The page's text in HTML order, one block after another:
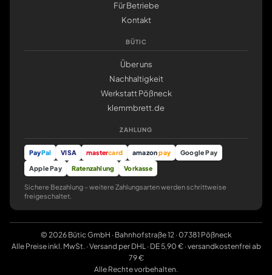
Für Betriebe
Kontakt
BÜTIC
Über uns
Nachhaltigkeit
Werkstatt Pößneck
klemmbrett.de
ZAHLUNG
PayPal VISA mastercard amazonpay
Google Pay
Apple Pay
Ratenzahlung Vorkasse
Sichere Bezahlung – weitere Zahlungsarten werden schrittweise
freigeschaltet.
© 2026 Bütic GmbH · Bahnhofstraße 12 · 07381 Pößneck
Alle Preise inkl. MwSt. · Versand per DHL · DE 5,90 € · versandkostenfrei ab
79 €
Alle Rechte vorbehalten.